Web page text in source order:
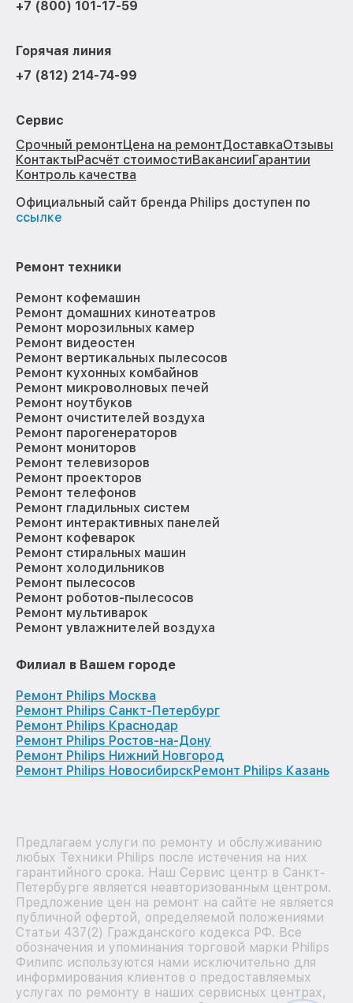
+7 (800) 101-17-59
Горячая линия
+7 (812) 214-74-99
Сервис
Срочный ремонтЦена на ремонтДоставкаОтзывы
КонтактыРасчёт стоимостиВакансииГарантии
Контроль качества
Официальный сайт бренда Philips доступен по
ссылке
Ремонт техники
Ремонт кофемашин
Ремонт домашних кинотеатров
Ремонт морозильных камер
Ремонт видеостен
Ремонт вертикальных пылесосов
Ремонт кухонных комбайнов
Ремонт микроволновых печей
Ремонт ноутбуков
Ремонт очистителей воздуха
Ремонт парогенераторов
Ремонт мониторов
Ремонт телевизоров
Ремонт проекторов
Ремонт телефонов
Ремонт гладильных систем
Ремонт интерактивных панелей
Ремонт кофеварок
Ремонт стиральных машин
Ремонт холодильников
Ремонт пылесосов
Ремонт роботов-пылесосов
Ремонт мультиварок
Ремонт увлажнителей воздуха
Филиал в Вашем городе
Ремонт Philips Москва
Ремонт Philips Санкт-Петербург
Ремонт Philips Краснодар
Ремонт Philips Ростов-на-Дону
Ремонт Philips Нижний Новгород
Ремонт Philips НовосибирскРемонт Philips Казань
Предлагаем услуги по ремонту и обслуживанию
любых Техники Philips после истечения на них
гарантийного срока. Наш Сервис центр в Санкт-
Петербурге является неавторизованным центром.
Предложение цен на ремонт на сайте не является
публичной офертой, определяемой положениями
Статьи 437(2) Гражданского кодекса РФ. Все
обозначения и упоминания торговой марки Philips
Филипс используются нами исключительно для
информирования клиентов о предоставляемых
услугах по ремонту в наших сервисных центрах,